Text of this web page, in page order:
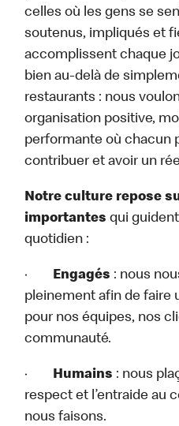
celles où les gens se
soutenus, impliqués et
accomplissent chaque
bien au-delà de
restaurants : nous
organisation positive,
performante où chacun
contribuer et avoir un
Notre culture repose
importantes qui
quotidien :
· Engagés : nous
pleinement afin de faire
pour nos équipes, nos
communauté.
· Humains : nous
respect et l’entraide au
nous faisons.